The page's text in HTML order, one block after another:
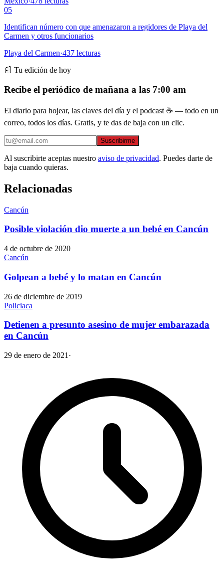
05
Identifican número con que amenazaron a regidores de Playa del
Carmen y otros funcionarios
Playa del Carmen·437 lecturas
📰 Tu edición de hoy
Recibe el periódico de mañana a las 7:00 am
El diario para hojear, las claves del día y el podcast ☕ — todo en un
correo, todos los días. Gratis, y te das de baja con un clic.
Suscribirme
Al suscribirte aceptas nuestro aviso de privacidad. Puedes darte de
baja cuando quieras.
Relacionadas
Cancún
Posible violación dio muerte a un bebé en Cancún
4 de octubre de 2020
Cancún
Golpean a bebé y lo matan en Cancún
26 de diciembre de 2019
Policiaca
Detienen a presunto asesino de mujer embarazada
en Cancún
29 de enero de 2021 ·